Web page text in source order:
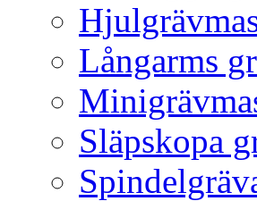
Långarms
Släpskopa